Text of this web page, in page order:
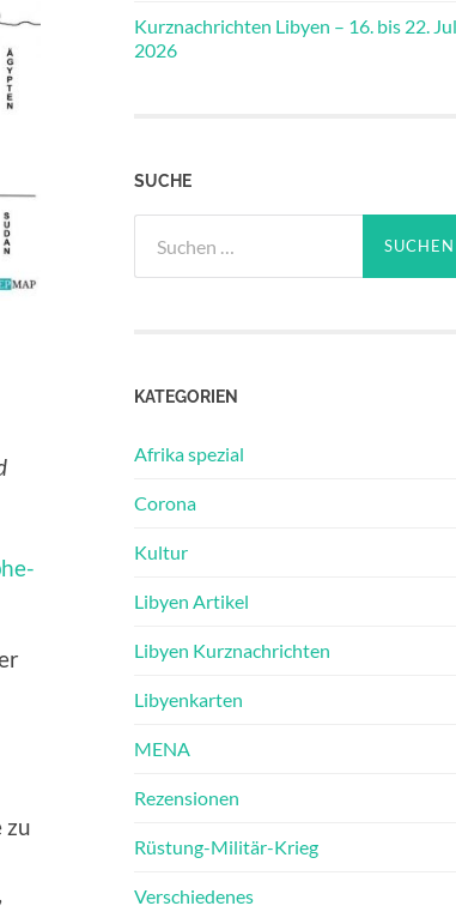
zu
Kurznachrichten Libyen – 16. bis 22.
2026
SUCHE
nach:
KATEGORIEN
Afrika spezial
Corona
Kultur
Libyen Artikel
Libyen Kurznachrichten
Libyenkarten
MENA
Rezensionen
Rüstung-Militär-Krieg
Verschiedenes